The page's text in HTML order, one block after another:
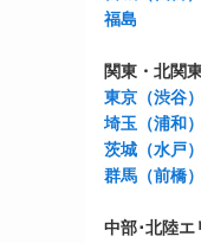
福島
関東・北関
東京（渋谷）
埼玉（浦和）
茨城（水戸）
群馬（前橋）
中部･北陸エ